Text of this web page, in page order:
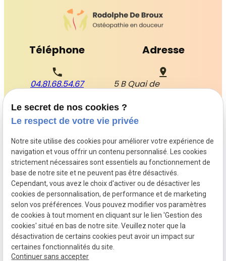
Téléphone
04.81.68.54.67
Adresse
5 B Quai de
Horaires
Lundi - Vendredi : 09h00 - 19h00
Samedi : 09h00 - 12h00
Mentions
légales
Politique de
confidentialité
Gestion
des
cookies
Plan du
Siret : 81412433500039
Le secret de nos cookies ?
Le respect de votre vie privée
Notre site utilise des cookies pour améliorer votre expérience de
navigation et vous offrir un contenu personnalisé. Les cookies
strictement nécessaires sont essentiels au fonctionnement de
base de notre site et ne peuvent pas être désactivés.
Cependant, vous avez le choix d'activer ou de désactiver les
cookies de personnalisation, de performance et de marketing
selon vos préférences. Vous pouvez modifier vos paramètres
de cookies à tout moment en cliquant sur le lien 'Gestion des
cookies' situé en bas de notre site. Veuillez noter que la
désactivation de certains cookies peut avoir un impact sur
certaines fonctionnalités du site.
Continuer sans accepter